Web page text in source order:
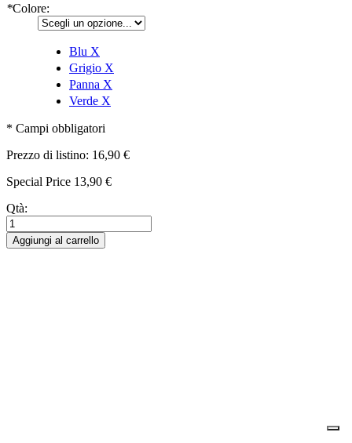
*Colore:
Blu X
Grigio X
Panna X
Verde X
* Campi obbligatori
Prezzo di listino: 16,90 €
Special Price 13,90 €
Qtà:
Aggiungi al carrello